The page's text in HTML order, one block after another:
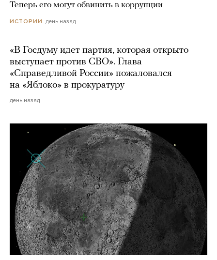
Теперь его могут обвинить в коррупции
ИСТОРИИ день назад
«В Госдуму идет партия, которая открыто
выступает против СВО». Глава
«Справедливой России» пожаловался
на «Яблоко» в прокуратуру
день назад